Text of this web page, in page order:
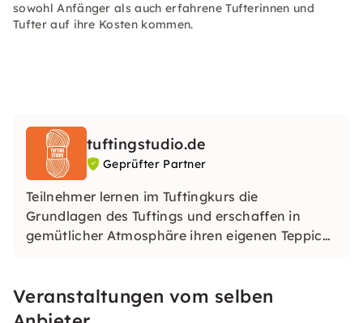
sowohl Anfänger als auch erfahrene Tufterinnen und
Tufter auf ihre Kosten kommen.
tuftingstudio.de
Geprüfter Partner
Teilnehmer lernen im Tuftingkurs die
Grundlagen des Tuftings und erschaffen in
gemütlicher Atmosphäre ihren eigenen Teppich.
Am Ende nimmt jeder ein einzigartiges,
selbstgemachtes Stück mit nach Hause.
Veranstaltungen vom selben